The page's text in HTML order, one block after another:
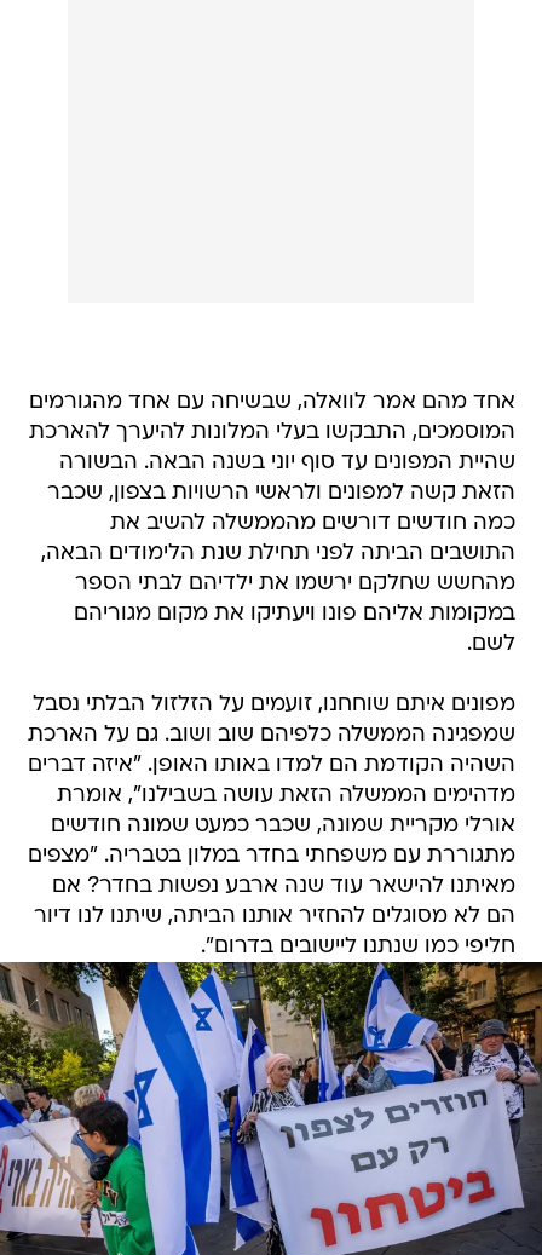
אחד מהם אמר לוואלה, שבשיחה עם אחד מהגורמים
המוסמכים, התבקשו בעלי המלונות להיערך להארכת
שהיית המפונים עד סוף יוני בשנה הבאה. הבשורה
הזאת קשה למפונים ולראשי הרשויות בצפון, שכבר
כמה חודשים דורשים מהממשלה להשיב את
התושבים הביתה לפני תחילת שנת הלימודים הבאה,
מהחשש שחלקם ירשמו את ילדיהם לבתי הספר
במקומות אליהם פונו ויעתיקו את מקום מגוריהם
לשם.
מפונים איתם שוחחנו, זועמים על הזלזול הבלתי נסבל
שמפגינה הממשלה כלפיהם שוב ושוב. גם על הארכת
השהיה הקודמת הם למדו באותו האופן. "איזה דברים
מדהימים הממשלה הזאת עושה בשבילנו", אומרת
אורלי מקריית שמונה, שכבר כמעט שמונה חודשים
מתגוררת עם משפחתי בחדר במלון בטבריה. "מצפים
מאיתנו להישאר עוד שנה ארבע נפשות בחדר? אם
הם לא מסוגלים להחזיר אותנו הביתה, שיתנו לנו דיור
חליפי כמו שנתנו ליישובים בדרום".